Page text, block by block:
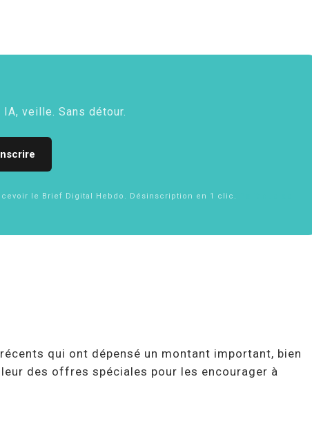
IA, veille. Sans détour.
le Brief Digital Hebdo. Désinscription en 1 clic.
qui ont dépensé un montant important, bien
des offres spéciales pour les encourager à